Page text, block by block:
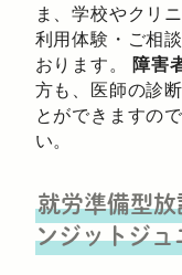
ま、学校やクリ
利用体験・ご相
おります。障害
方も、医師の診
とができますの
い。
就労準備型
ンジットジュ